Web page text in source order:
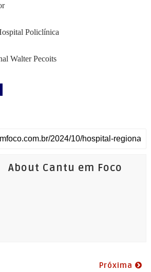
Policlínica
Walter Pecoits
About Cantu em Foco
Próxima